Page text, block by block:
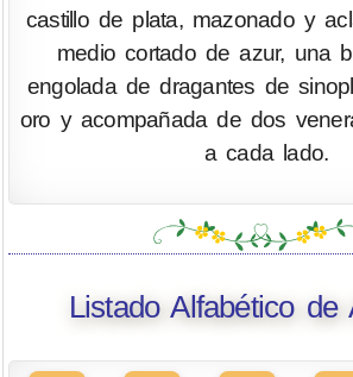
castillo de plata, mazonado y
medio cortado de azur, una
engolada de dragantes de
oro y acompañada de dos
a cada lado.
Listado Alfabético de